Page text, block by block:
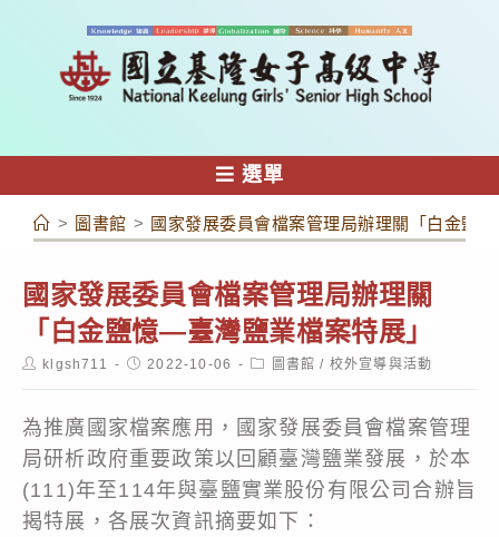
容
選單
> 圖書館 > 國家發展委員會檔案管理局辦理關「白金鹽
國家發展委員會檔案管理局辦理關
「白金鹽憶—臺灣鹽業檔案特展」
Postklgsh711
Post2022-10-06
Post圖書館 / 校外宣導與活動
為推廣國家檔案應用，國家發展委員會檔案管理
局研析政府重要政策以回顧臺灣鹽業發展，於本
(111)年至114年與臺鹽實業股份有限公司合辦旨
揭特展，各展次資訊摘要如下：